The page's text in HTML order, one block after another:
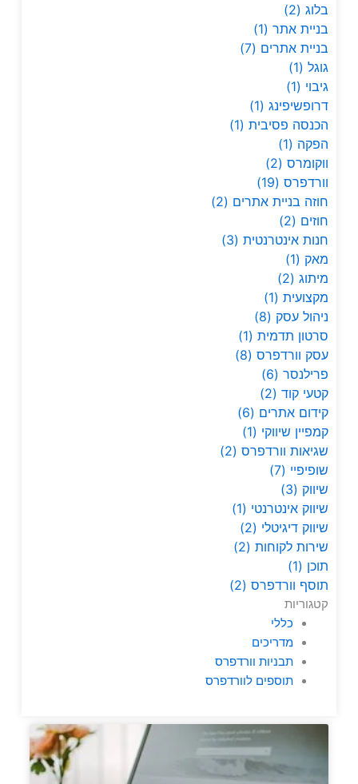
בלוג(2)
בניית אתר(1)
בניית אתרים (7)
גוגל(1)
גיבוי (1)
דרופשיפינג(1)
הכנסה פסיבית(1)
הפקה (1)
ווקומרס(2)
וורדפרס(19)
חוזה בניית אתרים (2)
חוזים (2)
חנות אינטרנטית(3)
מאק (1)
מיתוג(2)
מקצועית(1)
ניהול עסק (8)
סרטון תדמית(1)
עסק וורדפרס(8)
פרילנסר(6)
קטעי קוד(2)
קידום אתרים (6)
קמפיין שיווקי (1)
שגיאות וורדפרס(2)
שופיפיי (7)
שיווק (3)
שיווק אינטרנטי (1)
שיווק דיגיטלי (2)
שירות לקוחות(2)
תוכן (1)
תוסף וורדפרס(2)
קטגוריות
כללי
מדריכים
תבניות וורדפרס
תוספים לוורדפרס